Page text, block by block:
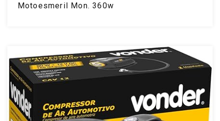
Motoesmeril Mon. 360w